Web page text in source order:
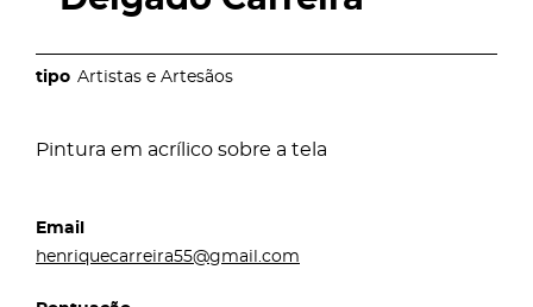
Artistas e Artesãos
Pintura em acrílico sobre a tela
Email
henriquecarreira55@gmail.com